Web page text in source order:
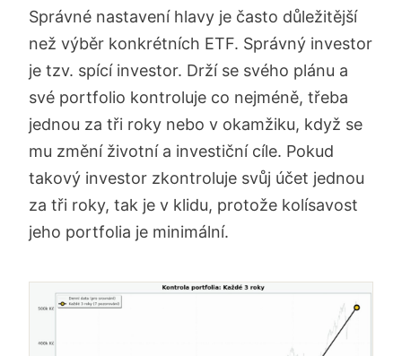
Správné nastavení hlavy je často důležitější
než výběr konkrétních ETF. Správný investor
je tzv. spící investor. Drží se svého plánu a
své portfolio kontroluje co nejméně, třeba
jednou za tři roky nebo v okamžiku, když se
mu změní životní a investiční cíle. Pokud
takový investor zkontroluje svůj účet jednou
za tři roky, tak je v klidu, protože kolísavost
jeho portfolia je minimální.